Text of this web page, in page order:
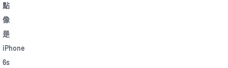
點
像
是
iPhone
6s